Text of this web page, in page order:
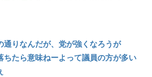
通りなんだが、党が強くなろうが
ちたら意味ねーよって議員の方が多い